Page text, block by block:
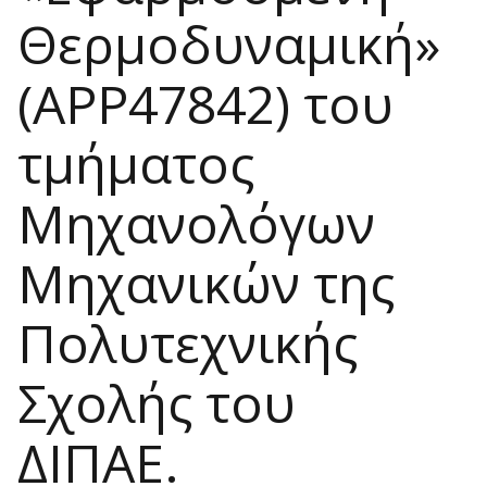
Θερμοδυναμική»
(APP47842) του
τμήματος
Μηχανολόγων
Μηχανικών της
Πολυτεχνικής
Σχολής του
ΔΙΠΑΕ.